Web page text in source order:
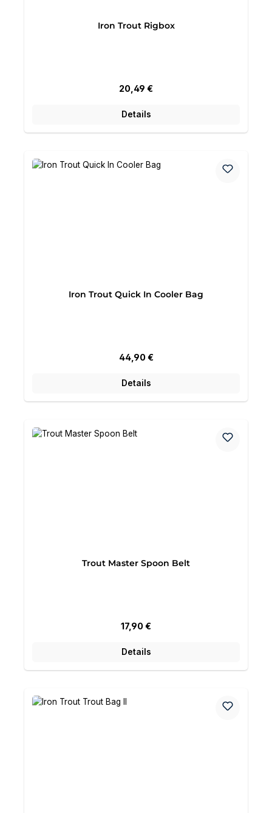
Iron Trout Rigbox
Regulärer Preis:
20,49 €
Details
Iron Trout Quick In Cooler Bag
Regulärer Preis:
44,90 €
Details
Trout Master Spoon Belt
Regulärer Preis:
17,90 €
Details